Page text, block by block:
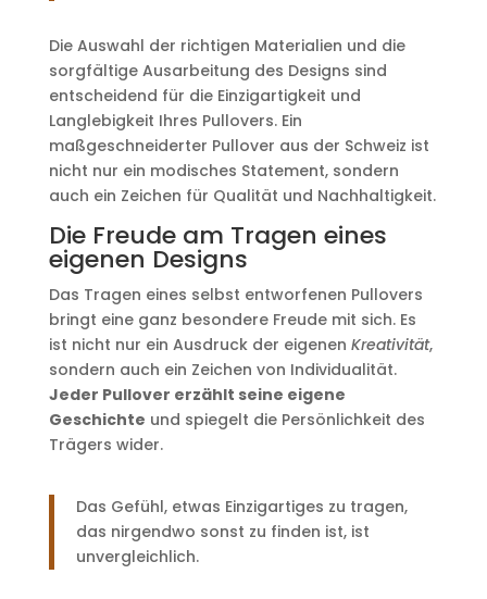
Die Auswahl der richtigen Materialien und die
sorgfältige Ausarbeitung des Designs sind
entscheidend für die Einzigartigkeit und
Langlebigkeit Ihres Pullovers. Ein
maßgeschneiderter Pullover aus der Schweiz ist
nicht nur ein modisches Statement, sondern
auch ein Zeichen für Qualität und Nachhaltigkeit.
Die Freude am Tragen eines
eigenen Designs
Das Tragen eines selbst entworfenen Pullovers
bringt eine ganz besondere Freude mit sich. Es
ist nicht nur ein Ausdruck der eigenen Kreativität,
sondern auch ein Zeichen von Individualität.
Jeder Pullover erzählt seine eigene
Geschichte und spiegelt die Persönlichkeit des
Trägers wider.
Das Gefühl, etwas Einzigartiges zu tragen,
das nirgendwo sonst zu finden ist, ist
unvergleichlich.